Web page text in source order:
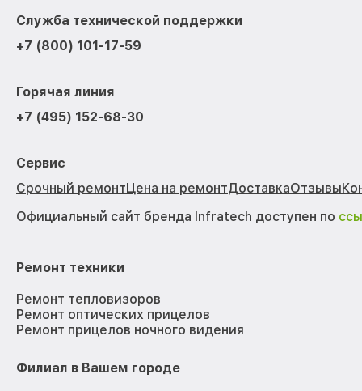
Служба технической поддержки
+7 (800) 101-17-59
Горячая линия
+7 (495) 152-68-30
Сервис
Срочный ремонтЦена на ремонтДоставкаОтзывы
Официальный сайт бренда Infratech доступен по
Ремонт техники
Ремонт тепловизоров
Ремонт оптических прицелов
Ремонт прицелов ночного видения
Филиал в Вашем городе